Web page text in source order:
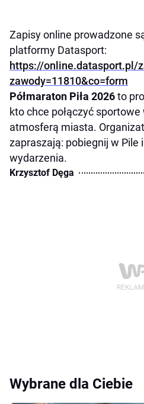
Zapisy online prowadzone
platformy Datasport:
https://online.datasport.pl/
zawody=11810&co=form
Półmaraton Piła 2026to
kto chce połączyć
atmosferą miasta.
zapraszają: pobiegnij w Pile
wydarzenia.
Krzysztof Dęga
Wybrane dla Ciebie